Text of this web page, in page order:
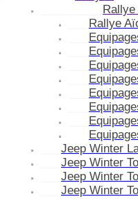
Rallye
Jeep Winter
Jeep Winter
Jeep Winter
Jeep Winter